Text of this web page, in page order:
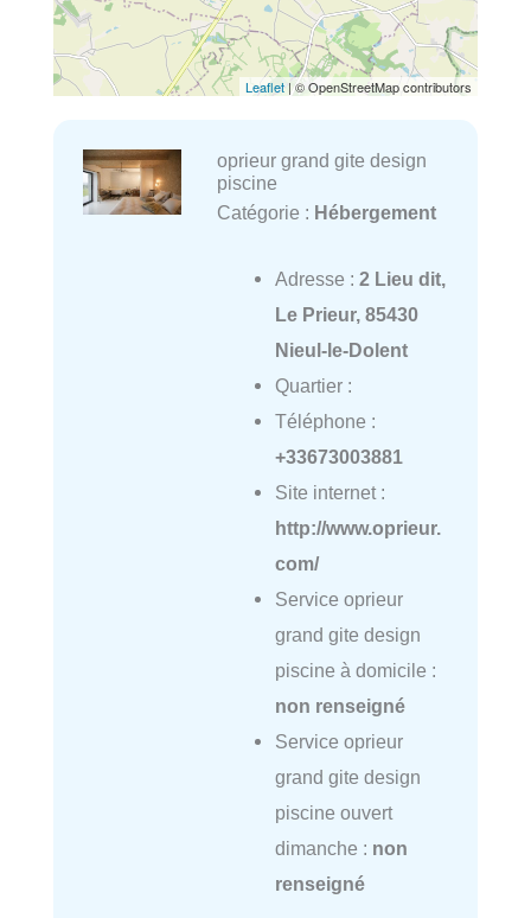
Leaflet | © OpenStreetMap contributors
oprieur grand gite design
piscine
Catégorie : Hébergement
Adresse : 2 Lieu dit,
Le Prieur, 85430
Nieul-le-Dolent
Quartier :
Téléphone :
+33673003881
Site internet :
http://www.oprieur.
com/
Service oprieur
grand gite design
piscine à domicile :
non renseigné
Service oprieur
grand gite design
piscine ouvert
dimanche : non
renseigné